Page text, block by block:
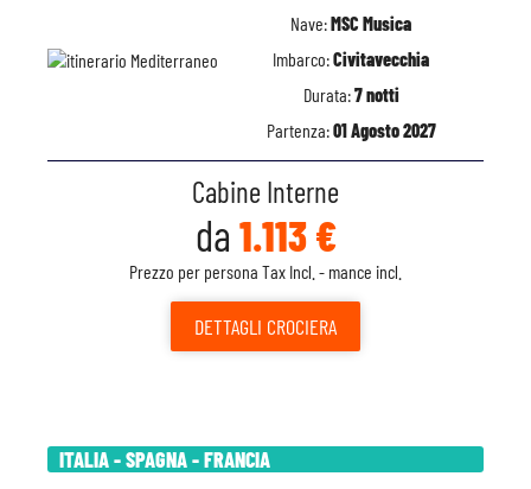
Nave:MSC Musica
Imbarco:Civitavecchia
Durata:7 notti
Partenza:01 Agosto 2027
Cabine Interne
da 1.113 €
Prezzo per persona Tax Incl. - mance incl.
DETTAGLI CROCIERA
ITALIA - SPAGNA - FRANCIA